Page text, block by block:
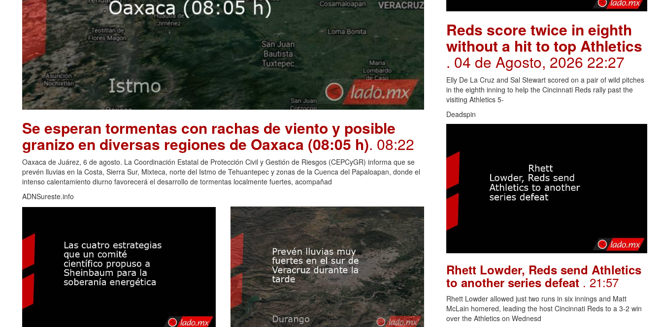
Se esperan tormentas con rachas de viento y posible
granizo en diversas regiones de Oaxaca (08:05 h). 08:22
Oaxaca de Juárez, 6 de agosto. La Coordinación Estatal de Protección Civil y Gestión de Riesgos (CEPCyGR) informa que se
prevén lluvias en la Costa, Sierra Sur, Mixteca, norte del Istmo de Tehuantepec y zonas de la Cuenca del Papaloapan, donde el
intenso calentamiento diurno favorecerá el desarrollo de tormentas localmente fuertes, acompañad
ADNSureste.info
Reds score twice in eighth
without a hit to top Athletics
. 04 de Agosto, 2026 22:27
Elly De La Cruz and Sal Stewart scored on a pair of wild pitches
in the eighth inning to help the Cincinnati Reds rally past the
visiting Athletics 5-
Deadspin
Rhett Lowder, Reds send Athletics
to another series defeat . 21:57
Rhett Lowder allowed just two runs in six innings and Matt
McLain homered, leading the host Cincinnati Reds to a 3-2 win
over the Athletics on Wednesd